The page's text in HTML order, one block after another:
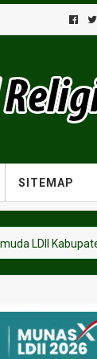
SITEMAP